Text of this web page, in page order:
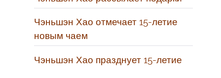
Чэньшэн Хао отмечает 15-летие
новым чаем
Чэньшэн Хао празднует 15-летие